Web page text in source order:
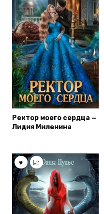
Ректор моего сердца —
Лидия Миленина